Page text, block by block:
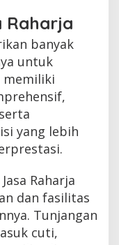
Raharja
banyak
untuk
memiliki
yang lebih
Raharja
dan fasilitas
Tunjangan
cuti,